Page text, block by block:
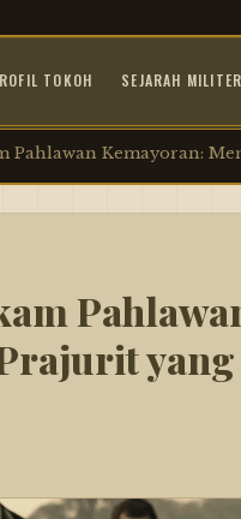
TOKOH SEJARAH MILITER
Pahlawan Kemayoran: